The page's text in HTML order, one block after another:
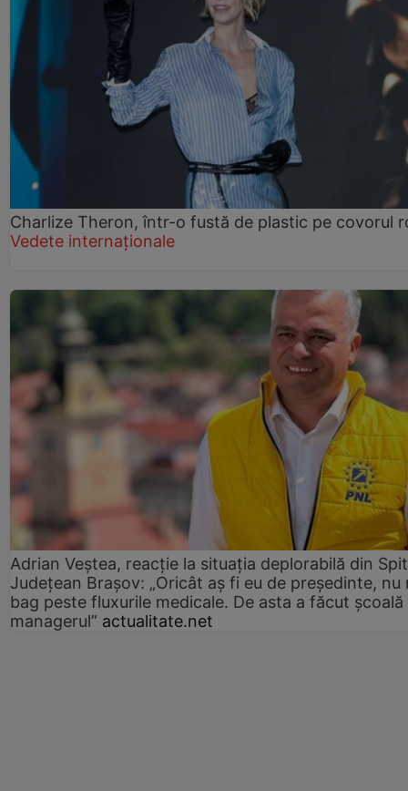
Charlize Theron, într-o fustă de plastic pe covorul
Vedete internaționale
Adrian Veștea, reacție la situația deplorabilă din
Județean Brașov: „Oricât aș fi eu de președinte, nu
bag peste fluxurile medicale. De asta a făcut școală
managerul” actualitate.net